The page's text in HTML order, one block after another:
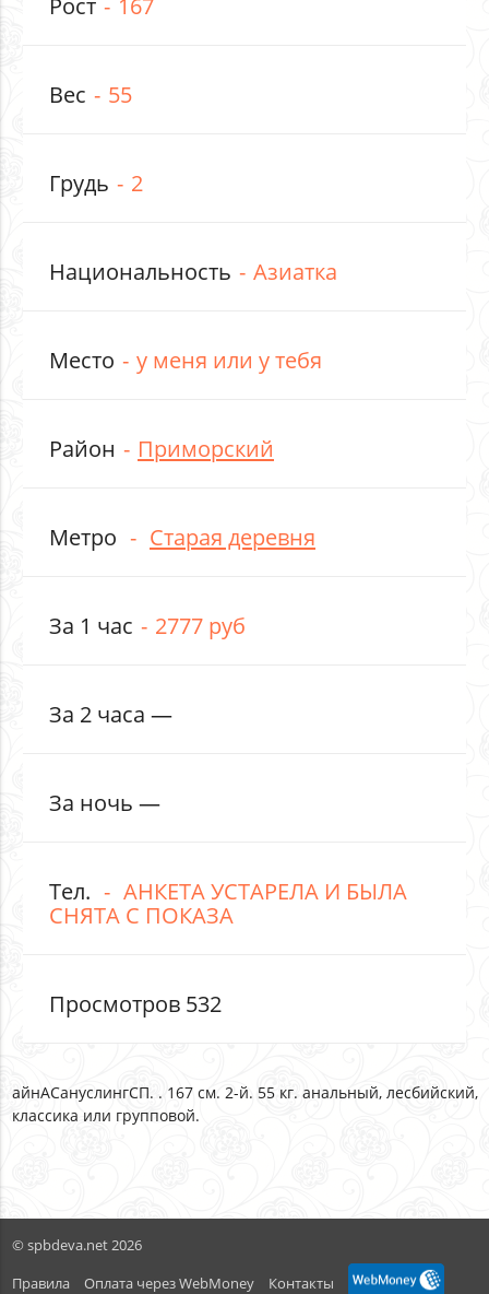
Вес 55
Грудь 2
Национальность Азиатка
Место у меня или у тебя
Район Приморский
Метро Старая деревня
За 1 час 2777 руб
За 2 часа —
За ночь —
Тел. АНКЕТА УСТАРЕЛА И БЫЛА
СНЯТА С ПОКАЗА
Просмотров 532
айнАСануслингСП. . 167 см. 2-й. 55 кг. анальный, лесбийский,
классика или групповой.
© spbdeva.net 2026
Правила
Оплата через WebMoney Контакты